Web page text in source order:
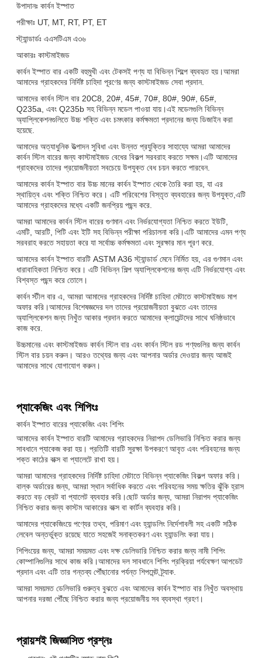
উপাদানঃ কার্বন ইস্পাত
পরীক্ষাঃ UT, MT, RT, PT, ET
স্ট্যান্ডার্ডঃ এএসটিএম এ৩৬
আকারঃ কাস্টমাইজড
কার্বন ইস্পাত বার একটি বহুমুখী এবং টেকসই পণ্য যা বিভিন্ন শিল্পে ব্যবহৃত হয়।আমরা
আমাদের গ্রাহকদের নির্দিষ্ট চাহিদা পূরণের জন্য কাস্টমাইজড সেবা প্রদান.
আমাদের কার্বন স্টিল বার 20C8, 20#, 45#, 70#, 80#, 90#, 65#,
Q235a, এবং Q235b সহ বিভিন্ন মডেল পাওয়া যায়।এই মডেলগুলি বিভিন্ন
অ্যাপ্লিকেশনগুলিতে উচ্চ শক্তি এবং চমৎকার কর্মক্ষমতা প্রদানের জন্য ডিজাইন করা
হয়েছে.
আমাদের অত্যাধুনিক উত্পাদন সুবিধা এবং উন্নত প্রযুক্তির সাহায্যে আমরা আমাদের
কার্বন স্টিল বারের জন্য কাস্টমাইজড বেধের বিকল্প সরবরাহ করতে সক্ষম।এটি আমাদের
গ্রাহকদের তাদের প্রয়োজনীয়তা সবচেয়ে উপযুক্ত বেধ চয়ন করতে পারবেন.
আমাদের কার্বন ইস্পাত বার উচ্চ মানের কার্বন ইস্পাত থেকে তৈরি করা হয়, যা এর
স্থায়িত্ব এবং শক্তি নিশ্চিত করে। এটি পরিবেশের বিস্তৃত ব্যবহারের জন্য উপযুক্ত,এটি
আমাদের গ্রাহকদের মধ্যে একটি জনপ্রিয় পছন্দ করে.
আমরা আমাদের কার্বন স্টিল বারের গুণমান এবং নির্ভরযোগ্যতা নিশ্চিত করতে ইউটি,
এমটি, আরটি, পিটি এবং ইটি সহ বিভিন্ন পরীক্ষা পরিচালনা করি।এটি আমাদের এমন পণ্য
সরবরাহ করতে সহায়তা করে যা সর্বোচ্চ কর্মক্ষমতা এবং সুরক্ষার মান পূরণ করে.
আমাদের কার্বন ইস্পাত বারটি ASTM A36 স্ট্যান্ডার্ড মেনে নির্মিত হয়, এর গুণমান এবং
ধারাবাহিকতা নিশ্চিত করে। এটি বিভিন্ন শিল্প অ্যাপ্লিকেশনের জন্য এটি নির্ভরযোগ্য এবং
বিশ্বস্ত পছন্দ করে তোলে।
কার্বন স্টীল বার এ, আমরা আমাদের গ্রাহকদের নির্দিষ্ট চাহিদা মেটাতে কাস্টমাইজড মাপ
অফার করি।আমাদের বিশেষজ্ঞদের দল তাদের প্রয়োজনীয়তা বুঝতে এবং তাদের
অ্যাপ্লিকেশন জন্য নিখুঁত আকার প্রদান করতে আমাদের ক্লায়েন্টদের সাথে ঘনিষ্ঠভাবে
কাজ করে.
উচ্চমানের এবং কাস্টমাইজড কার্বন স্টিল বার এবং কার্বন স্টিল রড পণ্যগুলির জন্য কার্বন
স্টিল বার চয়ন করুন। আরও তথ্যের জন্য এবং আপনার অর্ডার দেওয়ার জন্য আজই
আমাদের সাথে যোগাযোগ করুন।
প্যাকেজিং এবং শিপিংঃ
কার্বন ইস্পাত বারের প্যাকেজিং এবং শিপিং
আমাদের কার্বন ইস্পাত বারটি আমাদের গ্রাহকদের নিরাপদ ডেলিভারি নিশ্চিত করার জন্য
সাবধানে প্যাকেজ করা হয়। প্রতিটি বারটি সুরক্ষা উপকরণে আবৃত এবং পরিবহনের জন্য
শক্ত কাঠের বাক্স বা প্যালেটে রাখা হয়।
আমরা আমাদের গ্রাহকদের নির্দিষ্ট চাহিদা মেটাতে বিভিন্ন প্যাকেজিং বিকল্প অফার করি।
বাল্ক অর্ডারের জন্য, আমরা স্থান সর্বাধিক করতে এবং পরিবহনের সময় ক্ষতির ঝুঁকি হ্রাস
করতে বড় ক্রেট বা প্যালেট ব্যবহার করি।ছোট অর্ডার জন্য, আমরা নিরাপদ প্যাকেজিং
নিশ্চিত করার জন্য কাস্টম আকারের বাক্স বা কার্টন ব্যবহার করি।
আমাদের প্যাকেজিংয়ে পণ্যের তথ্য, পরিমাণ এবং হ্যান্ডলিং নির্দেশাবলী সহ একটি সঠিক
লেবেল অন্তর্ভুক্ত রয়েছে যাতে সহজেই সনাক্তকরণ এবং হ্যান্ডলিং করা যায়।
শিপিংয়ের জন্য, আমরা সময়মত এবং দক্ষ ডেলিভারি নিশ্চিত করার জন্য নামী শিপিং
কোম্পানিগুলির সাথে কাজ করি।আমাদের দল সাবধানে শিপিং প্রক্রিয়া পর্যবেক্ষণ আপডেট
প্রদান এবং এটি তার গন্তব্য পৌঁছানোর পর্যন্ত শিপমেন্ট ট্র্যাক.
আমরা সময়মত ডেলিভারি গুরুত্ব বুঝতে এবং আমাদের কার্বন ইস্পাত বার নিখুঁত অবস্থায়
আপনার দরজা পৌঁছে নিশ্চিত করার জন্য প্রয়োজনীয় সব ব্যবস্থা গ্রহণ।
প্রায়শই জিজ্ঞাসিত প্রশ্নঃ